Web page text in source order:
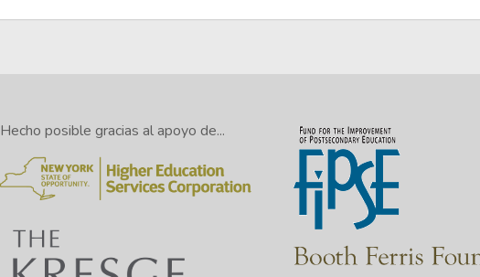
Hecho posible gracias al apoyo de...